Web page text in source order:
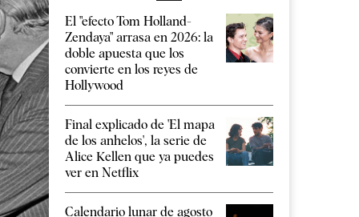
El "efecto Tom Holland-
Zendaya" arrasa en 2026: la
doble apuesta que los
convierte en los reyes de
Hollywood
Final explicado de 'El mapa
de los anhelos', la serie de
Alice Kellen que ya puedes
ver en Netflix
Calendario lunar de agosto